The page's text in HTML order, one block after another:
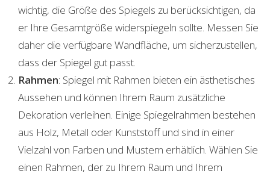
wichtig, die Größe des Spiegels zu berücksichtigen, da
er Ihre Gesamtgröße widerspiegeln sollte. Messen Sie
daher die verfügbare Wandfläche, um sicherzustellen,
dass der Spiegel gut passt.
Rahmen: Spiegel mit Rahmen bieten ein ästhetisches
Aussehen und können Ihrem Raum zusätzliche
Dekoration verleihen. Einige Spiegelrahmen bestehen
aus Holz, Metall oder Kunststoff und sind in einer
Vielzahl von Farben und Mustern erhältlich. Wählen Sie
einen Rahmen, der zu Ihrem Raum und Ihrem